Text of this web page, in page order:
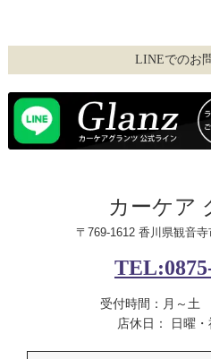
LINEでのお
カーケア
〒769-1612 香川県観音
受付時間：月～土
店休日： 日曜